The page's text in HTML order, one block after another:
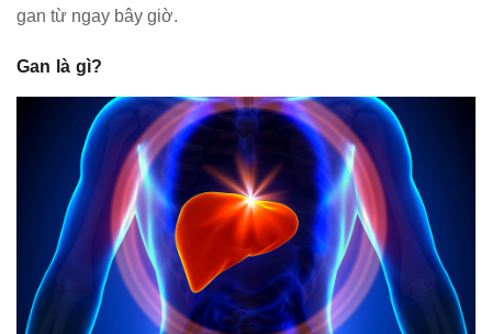
gan từ ngay bây giờ.
Gan là gì?